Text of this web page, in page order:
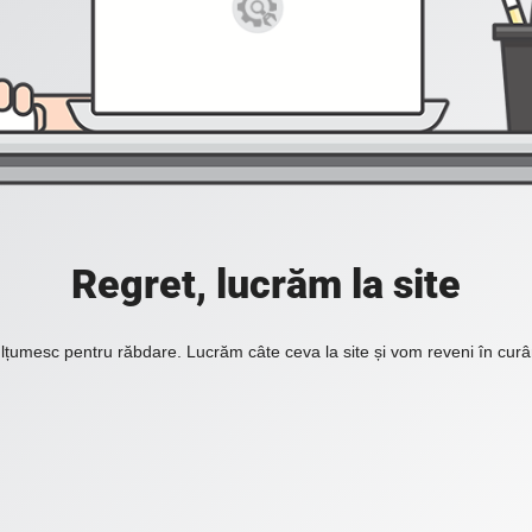
Regret, lucrăm la site
pentru răbdare. Lucrăm câte ceva la site și vom reveni în